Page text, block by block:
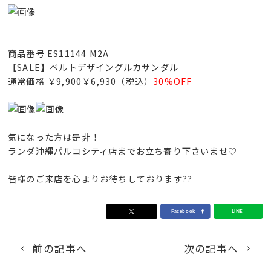
商品番号 ES11144 M2A
【SALE】ベルトデザイングルカサンダル
通常価格 ￥9,900￥6,930（税込）30%OFF
気になった方は是非！
ランダ沖縄パルコシティ店までお立ち寄り下さいませ♡
皆様のご来店を心よりお待ちしております??
前の記事へ 次の記事へ